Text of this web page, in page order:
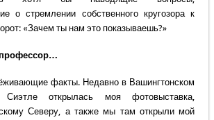
о стремлении собственного кругозора к
«Зачем ты нам это показываешь?»
профессор…
факты. Недавно в Вашингтонском
Сиэтле открылась моя фотовыставка,
Северу, а также мы там открыли мой